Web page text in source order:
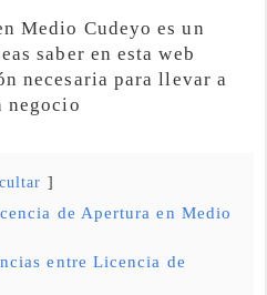
Medio Cudeyo es un
saber en esta web
necesaria para llevar a
negocio
de Apertura en Medio
entre Licencia de